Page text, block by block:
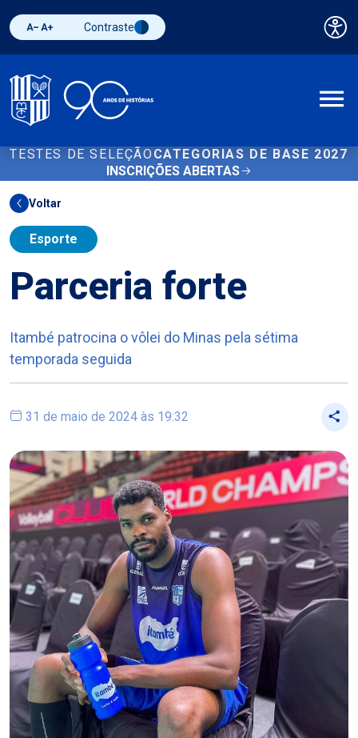
Diminuir fonte
Aumentar fonteAlternar contraste
Contraste
TESTES DE SELEÇÃO CATEGORIAS DE BASE 2027
INSCRIÇÕES ABERTAS
Voltar
Esporte
Parceria forte
Itambé patrocina o vôlei do Minas pela sétima
temporada seguida
31 de maio de 2024 às 19:32